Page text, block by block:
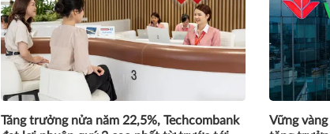
Tăng trưởng nửa năm 22,5%, Techcombank
Vững